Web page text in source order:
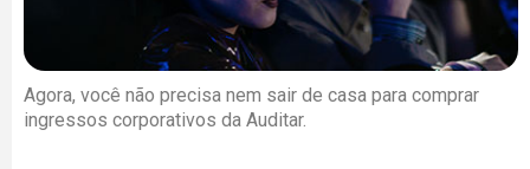
Agora, você não precisa nem sair de casa para comprar
ingressos corporativos da Auditar.